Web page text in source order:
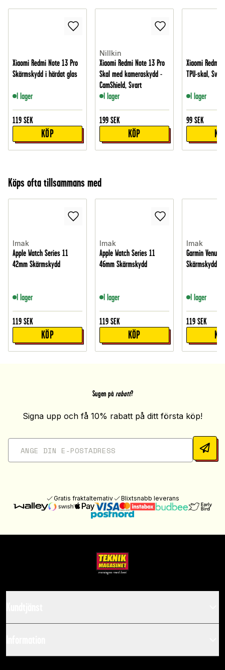
Xiaomi Redmi Note 13 Pro
Skärmskydd i härdat glas
I lager
119 SEK
KÖP
Nillkin
Xiaomi Redmi Note 13 Pro
Skal med kameraskydd -
CamShield, Svart
I lager
199 SEK
KÖP
Xiaomi Redmi
TPU-skal, Svart
I lager
99 SEK
Köps ofta tillsammans med
Imak
Apple Watch Series 11
42mm Skärmskydd
I lager
119 SEK
KÖP
Imak
Apple Watch Series 11
46mm Skärmskydd
I lager
119 SEK
KÖP
Imak
Garmin Venu 4
Skärmskydd
I lager
119 SEK
Sugen på rabatt?
Signa upp och få 10% rabatt på ditt första köp!
Gratis fraktalternativ Blixtsnabb leverans